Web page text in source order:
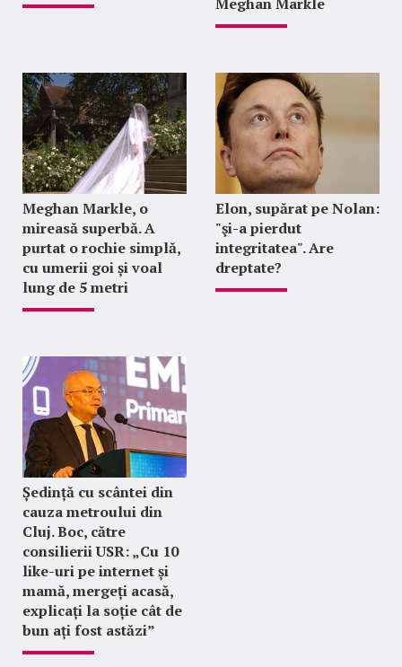
Meghan Markle, o
mireasă superbă. A
purtat o rochie simplă,
cu umerii goi și voal
lung de 5 metri
Elon, supărat pe Nolan:
"şi-a pierdut
integritatea". Are
dreptate?
Ședință cu scântei din
cauza metroului din
Cluj. Boc, către
consilierii USR: „Cu 10
like-uri pe internet și
mamă, mergeți acasă,
explicați la soție cât de
bun ați fost astăzi”